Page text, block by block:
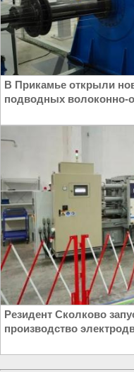
В Прикамье открыли
подводных волоконно-
Резидент Сколково
производство